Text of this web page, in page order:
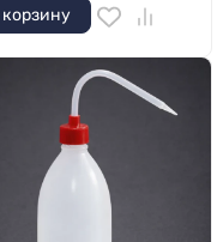
корзину